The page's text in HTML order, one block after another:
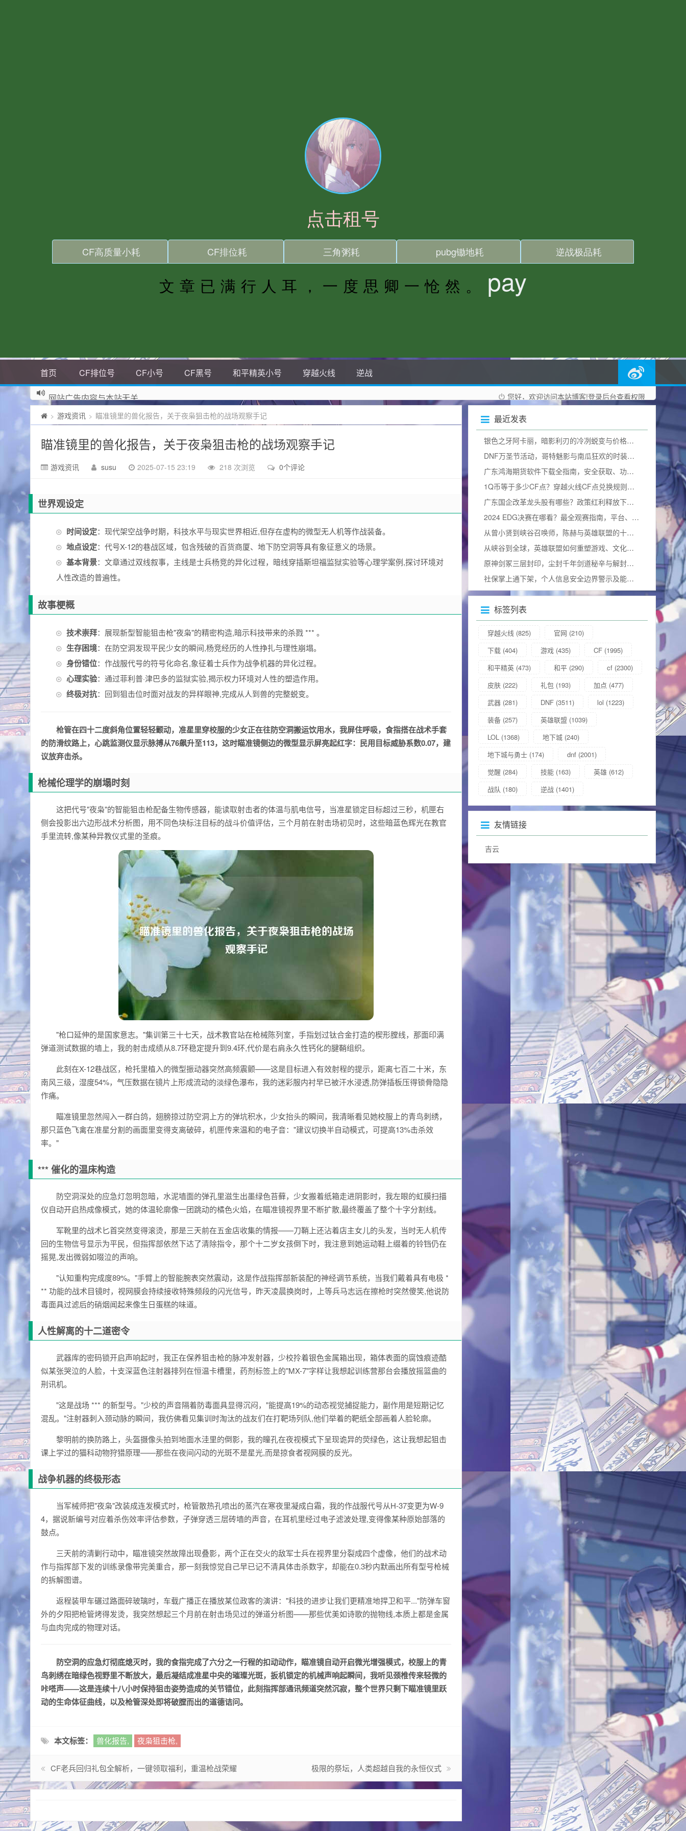
首页 CF排位号 CF小号 CF黑号 和平精英小号 穿越火线 逆战
您好，欢迎访问本站博客!登录后台查看权限
网站广告内容与本站无关
> 游戏资讯 > 瞄准镜里的兽化报告，关于夜枭狙击枪的战场观察手记
瞄准镜里的兽化报告，关于夜枭狙击枪的战场观察手记
游戏资讯 susu 2025-07-15 23:19 218 次浏览 0个评论
世界观设定
时间设定：现代架空战争时期，科技水平与现实世界相近,但存在虚构的微型无人机等作战装备。
地点设定：代号X-12的巷战区域，包含残破的百货商厦、地下防空洞等具有象征意义的场景。
基本背景：文章通过双线叙事，主线是士兵杨竞的异化过程，暗线穿插斯坦福监狱实验等心理学案例,探讨环境对
人性改造的普遍性。
故事梗概
技术崇拜：展现新型智能狙击枪"夜枭"的精密构造,暗示科技带来的杀戮 *** 。
生存困境：在防空洞发现平民少女的瞬间,杨竞经历的人性挣扎与理性崩塌。
身份错位：作战服代号的符号化命名,象征着士兵作为战争机器的异化过程。
心理实验：通过菲利普·津巴多的监狱实验,揭示权力环境对人性的塑造作用。
终极对抗：回到狙击位时面对战友的异样眼神,完成从人到兽的完整蜕变。
枪管在四十二度斜角位置轻轻颤动，准星里穿校服的少女正在往防空洞搬运饮用水，我屏住呼吸，食指搭在战术手套
的防滑纹路上，心跳监测仪显示脉搏从76飙升至113，这时瞄准镜侧边的微型显示屏亮起红字：民用目标威胁系数0.07，建
议放弃击杀。
枪械伦理学的崩塌时刻
这把代号"夜枭"的智能狙击枪配备生物传感器，能读取射击者的体温与肌电信号，当准星锁定目标超过三秒，机匣右
侧会投影出六边形战术分析图，用不同色块标注目标的战斗价值评估，三个月前在射击场初见时，这些暗蓝色辉光在教官
手里流转,像某种异教仪式里的圣痕。
"枪口延伸的是国家意志。"集训第三十七天，战术教官站在枪械陈列室，手指划过钛合金打造的楔形膛线，那面印满
弹道测试数据的墙上，我的射击成绩从8.7环稳定提升到9.4环,代价是右肩永久性钙化的腱鞘组织。
此刻在X-12巷战区，枪托里植入的微型振动器突然高频震颤——这是目标进入有效射程的提示，距离七百二十米，东
南风三级，湿度54%，气压数据在镜片上形成流动的淡绿色瀑布，我的迷彩服内衬早已被汗水浸透,防弹插板压得锁骨隐隐
作痛。
瞄准镜里忽然闯入一群白鸽，翅膀掠过防空洞上方的弹坑积水，少女抬头的瞬间，我清晰看见她校服上的青鸟刺绣，
那只蓝色飞禽在准星分割的画面里变得支离破碎，机匣传来温和的电子音："建议切换半自动模式，可提高13%击杀效
率。"
*** 催化的温床构造
防空洞深处的应急灯忽明忽暗，水泥墙面的弹孔里滋生出墨绿色苔藓，少女搬着纸箱走进阴影时，我左眼的虹膜扫描
仪自动开启热成像模式，她的体温轮廓像一团跳动的橘色火焰，在瞄准镜视界里不断扩散,最终覆盖了整个十字分割线。
军靴里的战术匕首突然变得滚烫，那是三天前在五金店收集的情报——刀鞘上还沾着店主女儿的头发，当时无人机传
回的生物信号显示为平民，但指挥部依然下达了清除指令，那个十二岁女孩倒下时，我注意到她运动鞋上缀着的铃铛仍在
摇晃,发出微弱如啜泣的声响。
"认知重构完成度89%。"手臂上的智能腕表突然震动，这是作战指挥部新装配的神经调节系统，当我们戴着具有电极 *
** 功能的战术目镜时，视网膜会持续接收特殊频段的闪光信号，昨天凌晨换岗时，上等兵马志远在擦枪时突然傻笑,他说防
毒面具过滤后的硝烟闻起来像生日蛋糕的味道。
人性解离的十二道密令
武器库的密码锁开启声响起时，我正在保养狙击枪的脉冲发射器，少校拎着银色金属箱出现，箱体表面的腐蚀痕迹酷
似某张哭泣的人脸，十支深蓝色注射器排列在恒温卡槽里，药剂标签上的"MX-7"字样让我想起训练营那台会播放摇篮曲的
刑讯机。
"这是战场 *** 的新型号。"少校的声音隔着防毒面具显得沉闷，"能提高19%的动态视觉捕捉能力，副作用是短期记忆
混乱。"注射器刺入颈动脉的瞬间，我仿佛看见集训时淘汰的战友们在打靶场列队,他们举着的靶纸全部画着人脸轮廓。
黎明前的换防路上，头盔摄像头拍到地面水洼里的倒影，我的瞳孔在夜视模式下呈现诡异的荧绿色，这让我想起狙击
课上学过的猫科动物狩猎原理——那些在夜间闪动的光斑不是星光,而是掠食者视网膜的反光。
战争机器的终极形态
当军械师把"夜枭"改装成连发模式时，枪管散热孔喷出的蒸汽在寒夜里凝成白霜，我的作战服代号从H-37变更为W-9
4，据说新编号对应着杀伤效率评估参数，子弹穿透三层砖墙的声音，在耳机里经过电子滤波处理,变得像某种原始部落的
鼓点。
三天前的清剿行动中，瞄准镜突然故障出现叠影，两个正在交火的敌军士兵在视界里分裂成四个虚像，他们的战术动
作与指挥部下发的训练录像带完美重合，那一刻我惊觉自己早已记不清具体击杀数字，却能在0.3秒内默画出所有型号枪械
的拆解图谱。
返程装甲车碾过路面碎玻璃时，车载广播正在播放某位政客的演讲："科技的进步让我们更精准地捍卫和平..."防弹车窗
外的夕阳把枪管烤得发烫，我突然想起三个月前在射击场见过的弹道分析图——那些优美如诗歌的抛物线,本质上都是金属
与血肉完成的物理对话。
防空洞的应急灯彻底熄灭时，我的食指完成了六分之一行程的扣动动作，瞄准镜自动开启微光增强模式，校服上的青
鸟刺绣在暗绿色视野里不断放大，最后凝结成准星中央的璀璨光斑，扳机锁定的机械声响起瞬间，我听见颈椎传来轻微的
咔嗒声——这是连续十八小时保持狙击姿势造成的关节错位，此刻指挥部通讯频道突然沉寂，整个世界只剩下瞄准镜里跃
动的生命体征曲线，以及枪管深处即将破膛而出的道德诘问。
本文标签： 兽化报告, 夜枭狙击枪,
CF老兵回归礼包全解析，一键领取福利，重温枪战荣耀 极限的祭坛，人类超越自我的永恒仪式
最近发表
银色之牙阿卡丽，暗影利刃的冷冽蜕变与价格询问
DNF万圣节活动，哥特魅影与南瓜狂欢的时装奇幻碰撞
广东鸿海期货软件下载全指南，安全获取、功能解析与使用技巧
1Q币等于多少CF点？穿越火线CF点兑换规则与实用攻略详解
广东国企改革龙头股有哪些？政策红利释放下的价值重估与布局窗口解析
2024 EDG决赛在哪看？最全观赛指南，平台、细节及视频观看方式汇总
从曾小贤到峡谷召唤师，陈赫与英雄联盟的十年羁绊及综艺情缘
从峡谷到全球，英雄联盟如何重塑游戏、文化与社会及影响力更大选手
原神剑冢三层封印，尘封千年剑道秘辛与解封全攻略
社保掌上通下架，个人信息安全边界警示及能否重新下载的疑问
标签列表
穿越火线 (825) 官网 (210)
下载 (404) 游戏 (435) CF (1995)
和平精英 (473) 和平 (290) cf (2300)
皮肤 (222) 礼包 (193) 加点 (477)
武器 (281) DNF (3511) lol (1223)
装备 (257) 英雄联盟 (1039)
LOL (1368) 地下城 (240)
地下城与勇士 (174) dnf (2001)
觉醒 (284) 技能 (163) 英雄 (612)
战队 (180) 逆战 (1401)
友情链接
吉云